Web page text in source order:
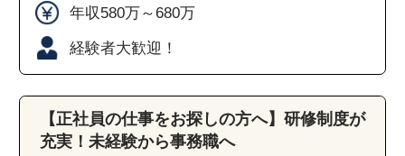
年収580万～680万
経験者大歓迎！
【正社員の仕事をお探しの方へ】研修制度が
充実！未経験から事務職へ